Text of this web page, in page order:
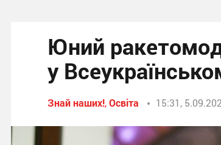
Юний
у
Знай наших!,Освіта 15:31,